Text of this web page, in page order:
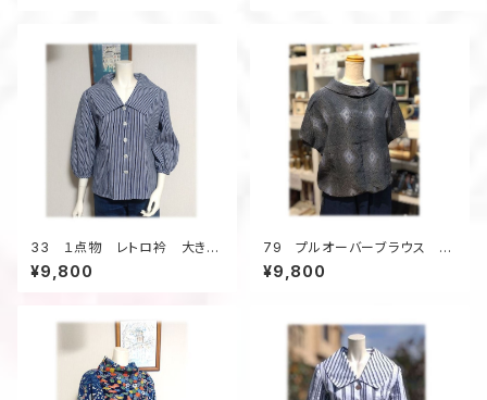
33 １点物 レトロ衿 大きな
衿 デッドストック本染浴衣地
昭和レトロ ブラウス 七分
¥9,800
79 プルオーバーブラウス ロ
ールカラー 正絹着物地 ダイ
ヤ柄 ドローストリング フレン
¥9,800